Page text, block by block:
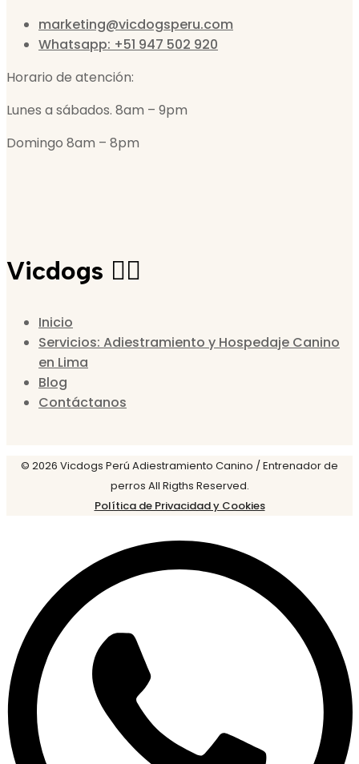
marketing@vicdogsperu.com
Whatsapp: +51 947 502 920
Horario de atención:
Lunes a sábados. 8am – 9pm
Domingo 8am – 8pm
Vicdogs 🐕‍🦺
Inicio
Servicios: Adiestramiento y Hospedaje Canino
en Lima
Blog
Contáctanos
© 2026 Vicdogs Perú Adiestramiento Canino / Entrenador de
perros All Rigths Reserved.
Política de Privacidad y Cookies